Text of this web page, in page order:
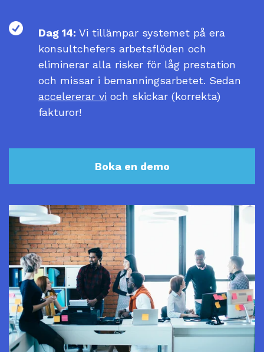
Dag 14: Vi tillämpar systemet på era
konsultchefers arbetsflöden och
eliminerar alla risker för låg prestation
och missar i bemanningsarbetet. Sedan
accelererar vi och skickar (korrekta)
fakturor!
Boka en demo